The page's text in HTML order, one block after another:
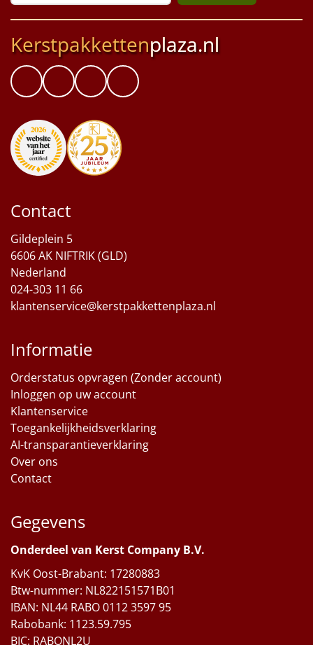
Kerstpakkettenplaza.nl
Contact
Gildeplein 5
6606 AK NIFTRIK (GLD)
Nederland
024-303 11 66
klantenservice@kerstpakkettenplaza.nl
Informatie
Orderstatus opvragen (Zonder account)
Inloggen op uw account
Klantenservice
Toegankelijkheidsverklaring
AI-transparantieverklaring
Over ons
Contact
Gegevens
Onderdeel van Kerst Company B.V.
KvK Oost-Brabant: 17280883
Btw-nummer: NL822151571B01
IBAN: NL44 RABO 0112 3597 95
Rabobank: 1123.59.795
BIC: RABONL2U